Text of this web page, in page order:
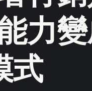
力
式